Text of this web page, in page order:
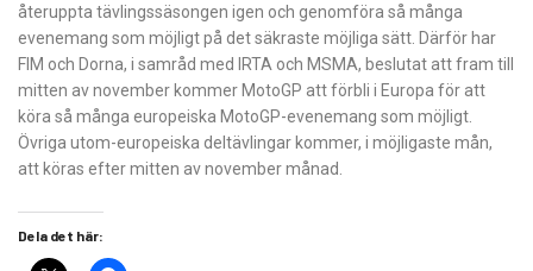
återuppta tävlingssäsongen igen och genomföra så många
evenemang som möjligt på det säkraste möjliga sätt. Därför har
FIM och Dorna, i samråd med IRTA och MSMA, beslutat att fram till
mitten av november kommer MotoGP att förbli i Europa för att
köra så många europeiska MotoGP-evenemang som möjligt.
Övriga utom-europeiska deltävlingar kommer, i möjligaste mån,
att köras efter mitten av november månad.
Dela det här: